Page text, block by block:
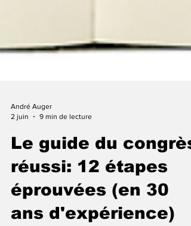
André Auger
Le guide du congrès
réussi: 12 étapes
éprouvées (en 30